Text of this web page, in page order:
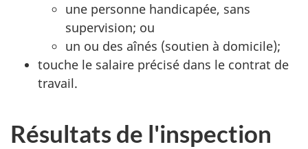
une personne handicapée, sans
supervision; ou
un ou des aînés (soutien à domicile);
touche le salaire précisé dans le contrat de
travail.
Résultats de l'inspection